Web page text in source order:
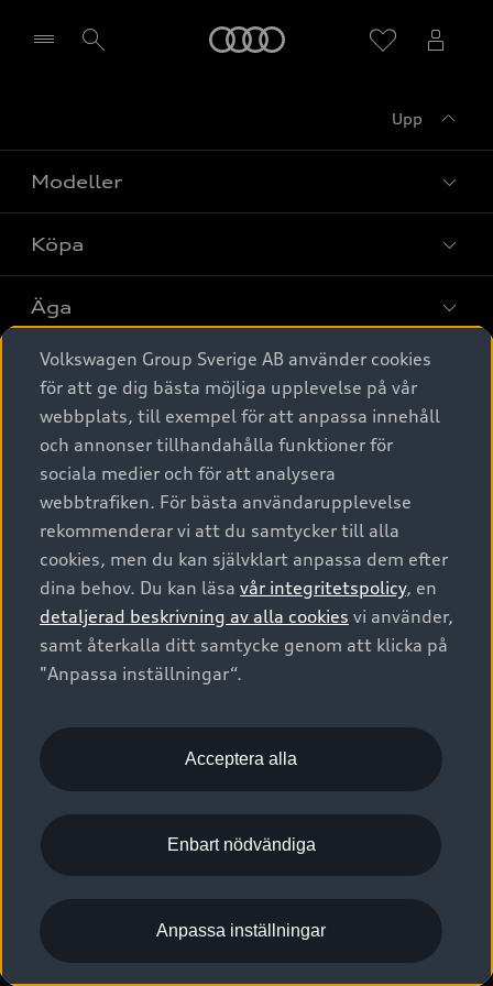
Upp
Modeller
Alla modeller
Elbilar
A6 modellerna
SUV
Avant
Audi Sport
Köpa
Privaterbjudanden
Privatleasing
Nya bilar i lager
Begagnade bilar i lager
Audi approved :plus - så gott som nya
Finansiering
Audi exclusive
Provkörning
Äga
Service & tillbehör
Audi digital services
Originaltillbehör - köp online
Garantier
Försäkring
Digitala manualer för din Audi
Audi Collection – livsstilsartiklar
Vanliga frågor
2G/3G nätet stängs ned - Hur påverkas min bil av detta?
Tjänstebil
Tjänstebil
Business lease online
Företagsleasing
Om Audi Sverige
Kontakta oss
Audi Återförsäljare/-serviceverkstad
myAudi
Pressmeddelanden
Nyhetsbrev
Vårt hållbarhetsarbete
Lediga tjänster huvudkontor
Lediga tjänster hos Audi Återförsäljare
Kommentar till mediauppgifter om dataläcka
© 2026 AUDI SVERIGE. All Rights Reserved.
Utgivare Juridiskt
Juridiskt Audi AG
Juridiskt Audi Digital Giveaway
Anpassa inställningar för cookies
Visselblåsarkanaler
Volkswagen Group Sverige AB använder cookies
för att ge dig bästa möjliga upplevelse på vår
webbplats, till exempel för att anpassa innehåll
och annonser tillhandahålla funktioner för
sociala medier och för att analysera
webbtrafiken. För bästa användarupplevelse
rekommenderar vi att du samtycker till alla
cookies, men du kan självklart anpassa dem efter
dina behov. Du kan läsa vår integritetspolicy, en
detaljerad beskrivning av alla cookies vi använder,
samt återkalla ditt samtycke genom att klicka på
"Anpassa inställningar“.
Acceptera alla
Enbart nödvändiga
Anpassa inställningar